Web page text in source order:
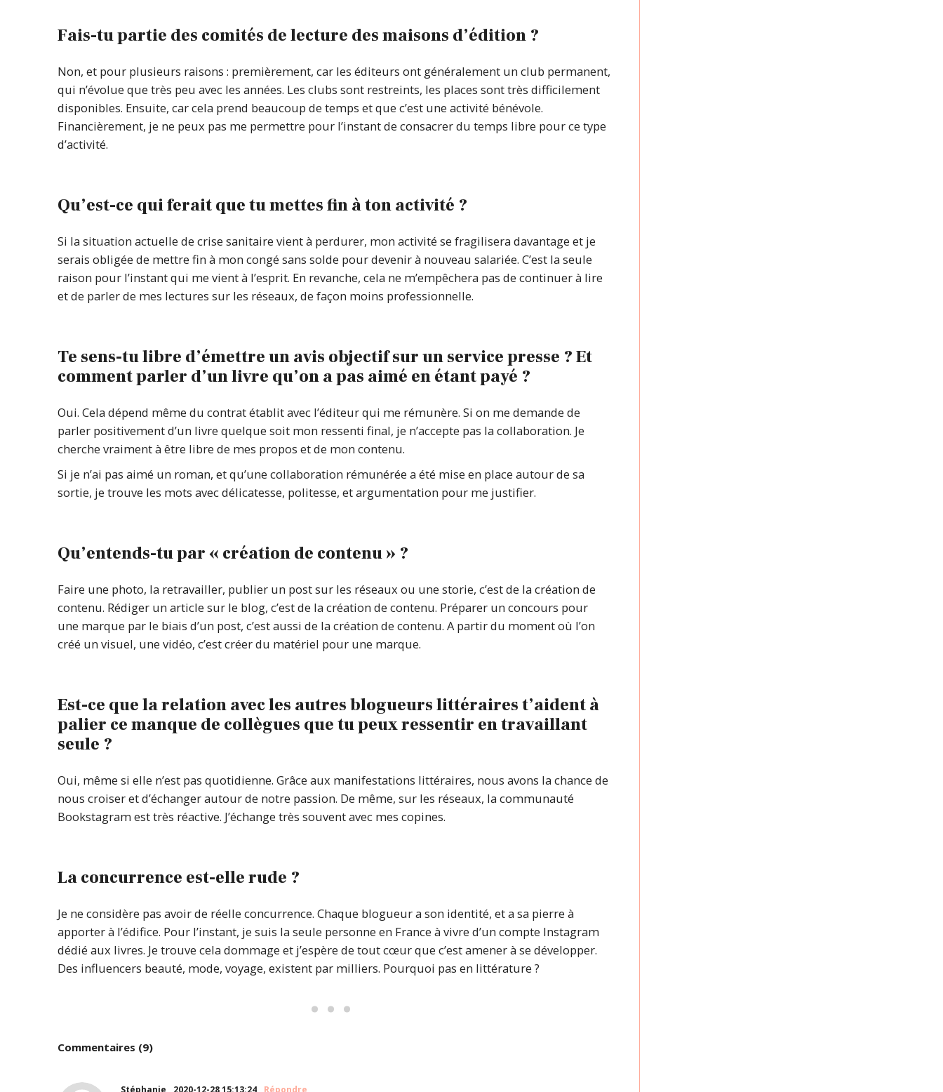
Fais-tu partie des comités de lecture des maisons d’édition ?
Non, et pour plusieurs raisons : premièrement, car les éditeurs ont généralement un club permanent,
qui n’évolue que très peu avec les années. Les clubs sont restreints, les places sont très difficilement
disponibles. Ensuite, car cela prend beaucoup de temps et que c’est une activité bénévole.
Financièrement, je ne peux pas me permettre pour l’instant de consacrer du temps libre pour ce type
d’activité.
Qu’est-ce qui ferait que tu mettes fin à ton activité ?
Si la situation actuelle de crise sanitaire vient à perdurer, mon activité se fragilisera davantage et je
serais obligée de mettre fin à mon congé sans solde pour devenir à nouveau salariée. C’est la seule
raison pour l’instant qui me vient à l’esprit. En revanche, cela ne m’empêchera pas de continuer à lire
et de parler de mes lectures sur les réseaux, de façon moins professionnelle.
Te sens-tu libre d’émettre un avis objectif sur un service presse ? Et
comment parler d’un livre qu’on a pas aimé en étant payé ?
Oui. Cela dépend même du contrat établit avec l’éditeur qui me rémunère. Si on me demande de
parler positivement d’un livre quelque soit mon ressenti final, je n’accepte pas la collaboration. Je
cherche vraiment à être libre de mes propos et de mon contenu.
Si je n’ai pas aimé un roman, et qu’une collaboration rémunérée a été mise en place autour de sa
sortie, je trouve les mots avec délicatesse, politesse, et argumentation pour me justifier.
Qu’entends-tu par « création de contenu » ?
Faire une photo, la retravailler, publier un post sur les réseaux ou une storie, c’est de la création de
contenu. Rédiger un article sur le blog, c’est de la création de contenu. Préparer un concours pour
une marque par le biais d’un post, c’est aussi de la création de contenu. A partir du moment où l’on
créé un visuel, une vidéo, c’est créer du matériel pour une marque.
Est-ce que la relation avec les autres blogueurs littéraires t’aident à
palier ce manque de collègues que tu peux ressentir en travaillant
seule ?
Oui, même si elle n’est pas quotidienne. Grâce aux manifestations littéraires, nous avons la chance de
nous croiser et d’échanger autour de notre passion. De même, sur les réseaux, la communauté
Bookstagram est très réactive. J’échange très souvent avec mes copines.
La concurrence est-elle rude ?
Je ne considère pas avoir de réelle concurrence. Chaque blogueur a son identité, et a sa pierre à
apporter à l’édifice. Pour l’instant, je suis la seule personne en France à vivre d’un compte Instagram
dédié aux livres. Je trouve cela dommage et j’espère de tout cœur que c’est amener à se développer.
Des influencers beauté, mode, voyage, existent par milliers. Pourquoi pas en littérature ?
Commentaires (9)
Stéphanie 2020-12-28 15:13:24 Répondre